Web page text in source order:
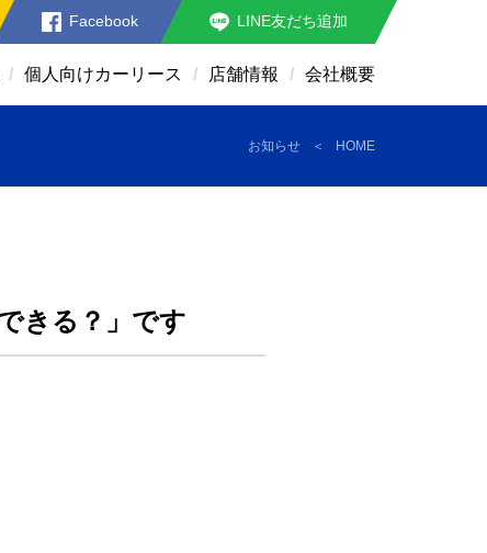
Facebook LINE友だち追加
個人向けカーリース 店舗情報 会社概要
お知らせ HOME
きる？」です